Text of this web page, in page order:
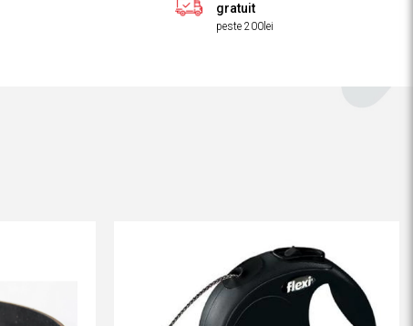
gratuit
peste 200lei